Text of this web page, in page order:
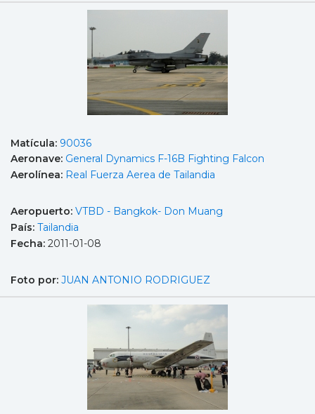
Matícula: 90036
Aeronave: General Dynamics F-16B Fighting Falcon
Aerolínea: Real Fuerza Aerea de Tailandia
Aeropuerto: VTBD - Bangkok- Don Muang
País: Tailandia
Fecha: 2011-01-08
Foto por: JUAN ANTONIO RODRIGUEZ